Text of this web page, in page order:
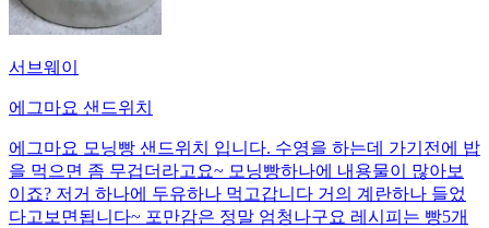
서브웨이
에그마요 샌드위치
에그마요 모닝빵 샌드위치 입니다. 수영을 하는데 가기전에 밥
을 먹으면 좀 무겁더라고요~ 모닝빵하나에 내용물이 많아보
이죠? 저거 하나에 두유하나 먹고갑니다 거의 계란하나 들었
다고보면됩니다~ 포만감은 정말 엄청나구요 레시피는 빵5개